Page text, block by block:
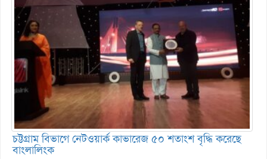
চট্টগ্রাম বিভাগে নেটওয়ার্ক কাভারেজ ৫০ শতাংশ বৃদ্ধি করেছে
বাংলালিংক